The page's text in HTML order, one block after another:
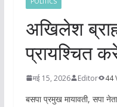
अखिलेश
प्रायश्चित
मई 15, 2026 Editor 44
बसपा प्रमुख मायावती, सपा